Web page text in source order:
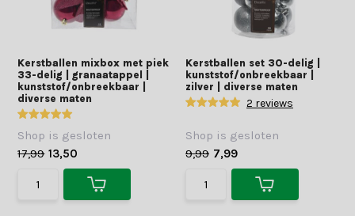
Kerstballen mixbox met piek
33-delig | granaatappel |
kunststof/onbreekbaar |
diverse maten
Shop is gesloten
17,99 13,50
Kerstballen set 30-delig |
kunststof/onbreekbaar |
zilver | diverse maten
2 reviews
Shop is gesloten
9,99 7,99